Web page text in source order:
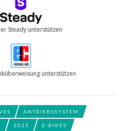
Steady unterstützen
unterstützen
ANTRIEBSSYSTEM
2023 E-BIKES